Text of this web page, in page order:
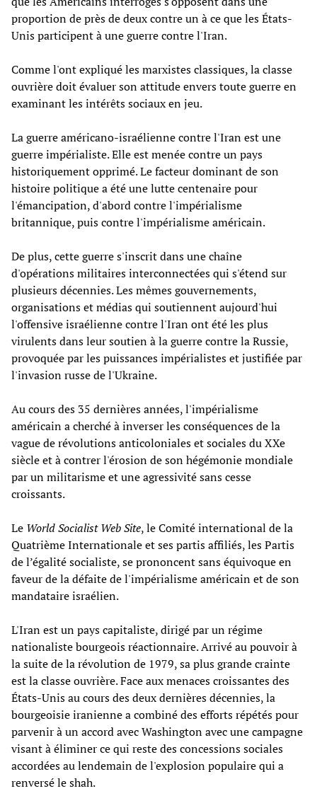
proportion de près de deux contre un à ce que les États-
Unis participent à une guerre contre l'Iran.
Comme l'ont expliqué les marxistes classiques, la classe
ouvrière doit évaluer son attitude envers toute guerre en
examinant les intérêts sociaux en jeu.
La guerre américano-israélienne contre l'Iran est une
guerre impérialiste. Elle est menée contre un pays
historiquement opprimé. Le facteur dominant de son
histoire politique a été une lutte centenaire pour
l'émancipation, d'abord contre l'impérialisme
britannique, puis contre l'impérialisme américain.
De plus, cette guerre s'inscrit dans une chaîne
d'opérations militaires interconnectées qui s'étend sur
plusieurs décennies. Les mêmes gouvernements,
organisations et médias qui soutiennent aujourd'hui
l'offensive israélienne contre l'Iran ont été les plus
virulents dans leur soutien à la guerre contre la Russie,
provoquée par les puissances impérialistes et justifiée par
l'invasion russe de l'Ukraine.
Au cours des 35 dernières années, l'impérialisme
américain a cherché à inverser les conséquences de la
vague de révolutions anticoloniales et sociales du XXe
siècle et à contrer l'érosion de son hégémonie mondiale
par un militarisme et une agressivité sans cesse
croissants.
Le World Socialist Web Site, le Comité international de la
Quatrième Internationale et ses partis affiliés, les Partis
de l’égalité socialiste, se prononcent sans équivoque en
faveur de la défaite de l'impérialisme américain et de son
mandataire israélien.
L'Iran est un pays capitaliste, dirigé par un régime
nationaliste bourgeois réactionnaire. Arrivé au pouvoir à
la suite de la révolution de 1979, sa plus grande crainte
est la classe ouvrière. Face aux menaces croissantes des
États-Unis au cours des deux dernières décennies, la
bourgeoisie iranienne a combiné des efforts répétés pour
parvenir à un accord avec Washington avec une campagne
visant à éliminer ce qui reste des concessions sociales
accordées au lendemain de l'explosion populaire qui a
renversé le shah.